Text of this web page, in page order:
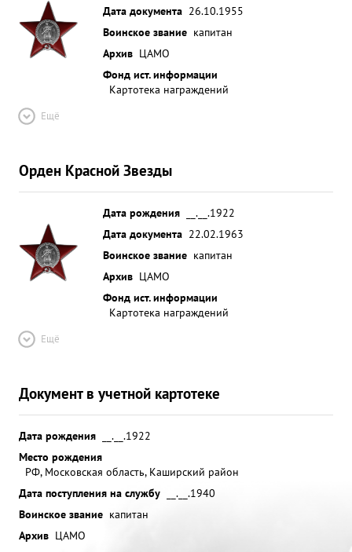
Дата документа 26.10.1955
Воинское звание капитан
Архив ЦАМО
Фонд ист. информации
Картотека награждений
Ещё
Орден Красной Звезды
Дата рождения
__.__.1922
Дата документа 22.02.1963
Воинское звание капитан
Архив ЦАМО
Фонд ист. информации
Картотека награждений
Ещё
Документ в учетной картотеке
Дата рождения
__.__.1922
Место рождения
РФ, Московская область, Каширский район
Дата поступления на службу
__.__.1940
Воинское звание капитан
Архив ЦАМО